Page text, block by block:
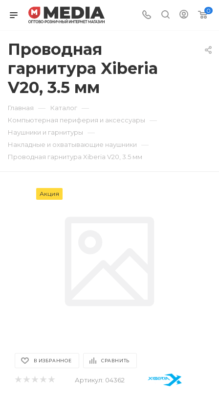
0
Проводная
гарнитура Xiberia
V20, 3.5 мм
Главная — Каталог —
Компьютерная периферия и аксессуары —
Наушники и гарнитуры —
Накладные и охватывающие наушники —
Проводная гарнитура Xiberia V20, 3.5 мм
Акция
В ИЗБРАННОЕ СРАВНИТЬ
Артикул: 04362